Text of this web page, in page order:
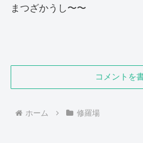
まつざかうし〜〜
コメントを
ホーム 修羅場